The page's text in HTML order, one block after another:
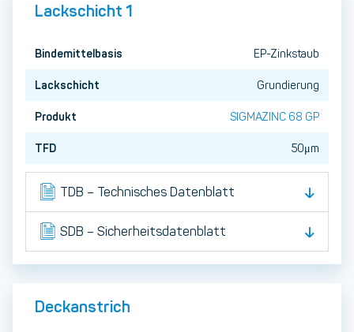
Lackschicht 1
Bindemittelbasis EP-Zinkstaub
Lackschicht Grundierung
Produkt SIGMAZINC 68 GP
TFD 50μm
TDB – Technisches Datenblatt
SDB – Sicherheitsdatenblatt
Deckanstrich